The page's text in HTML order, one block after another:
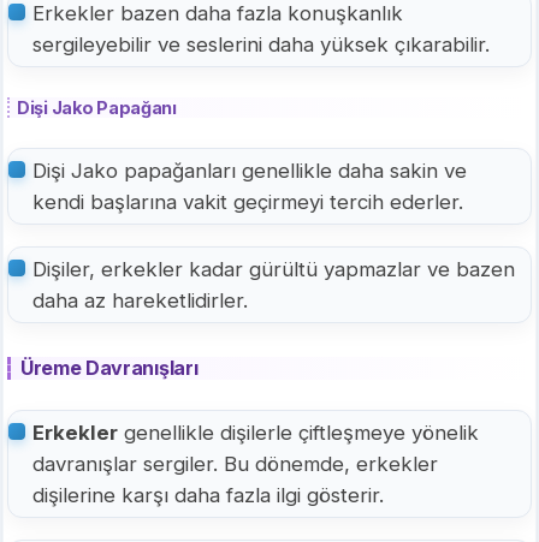
Erkekler bazen daha fazla konuşkanlık
sergileyebilir ve seslerini daha yüksek çıkarabilir.
Dişi Jako Papağanı
Dişi Jako papağanları genellikle daha sakin ve
kendi başlarına vakit geçirmeyi tercih ederler.
Dişiler, erkekler kadar gürültü yapmazlar ve bazen
daha az hareketlidirler.
Üreme Davranışları
Erkekler genellikle dişilerle çiftleşmeye yönelik
davranışlar sergiler. Bu dönemde, erkekler
dişilerine karşı daha fazla ilgi gösterir.